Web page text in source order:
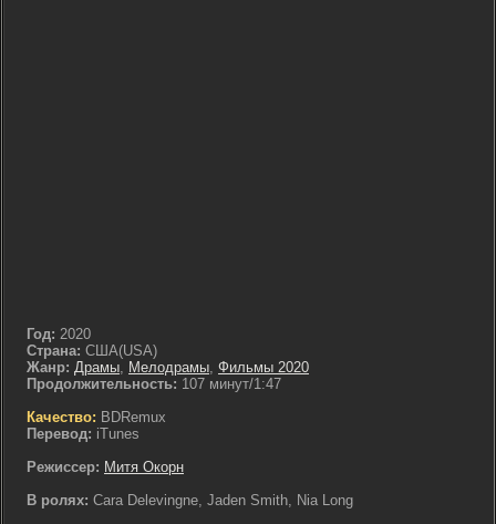
Год: 2020
Страна: США(USA)
Жанр: Драмы, Мелодрамы, Фильмы 2020
Продолжительность: 107 минут/1:47
Качество: BDRemux
Перевод: iTunes
Режиссер: Митя Окорн
В ролях: Cara Delevingne, Jaden Smith, Nia Long